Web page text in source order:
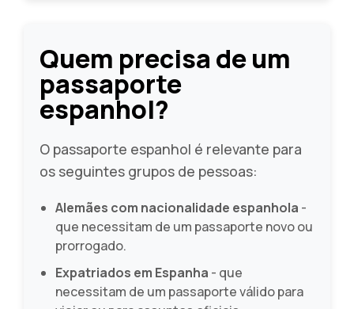
Quem precisa de um
passaporte
espanhol?
O passaporte espanhol é relevante para
os seguintes grupos de pessoas:
Alemães com nacionalidade espanhola -
que necessitam de um passaporte novo ou
prorrogado.
Expatriados em Espanha - que
necessitam de um passaporte válido para